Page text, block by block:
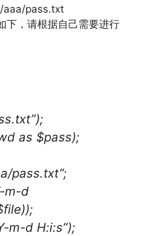
aaa/pass.txt
下，请根据自己需要进行
as $pass);
pass.txt”;
m-d
m-d H:i:s”);